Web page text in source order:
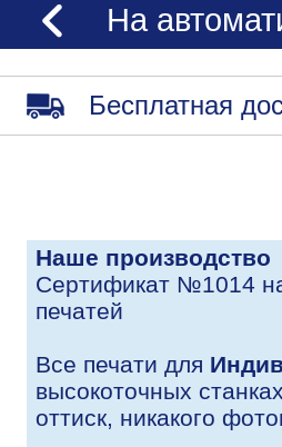
На
Бесплатная
Наше производство
Сертификат №1014
печатей
Все печати для
высокоточных
оттиск, никакого